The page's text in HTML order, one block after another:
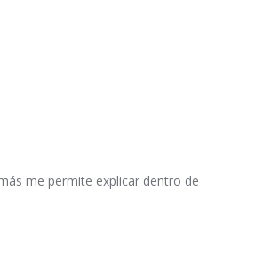
me permite explicar dentro de